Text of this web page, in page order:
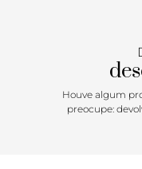
dedos, peito do pé e
Houve algum
preocupe: